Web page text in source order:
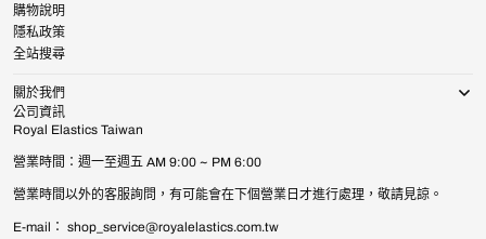
購物說明
隱私政策
全站搜尋
關於我們
公司資訊
Royal Elastics Taiwan
營業時間：週一至週五 AM 9:00 ~ PM 6:00
營業時間以外的客服詢問，有可能會在下個營業日才進行處理，敬請見諒。
E-mail： shop_service@royalelastics.com.tw